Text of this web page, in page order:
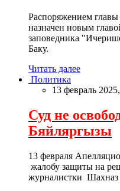
Распоряжением
назначен новым
заповедника
Баку.
Читать далее
Политика
13 февраль
Суд не
Бяйляргызы
13 февраля
жалобу защиты на
журналистки Шахназ